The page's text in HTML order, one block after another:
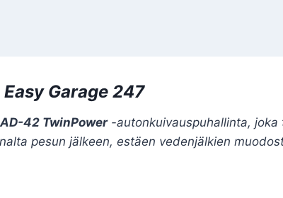
Garage 247
42 TwinPower-autonkuivauspuhallinta, joka
pesun jälkeen, estäen vedenjälkien